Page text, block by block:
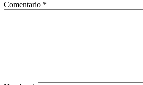
Comentario *